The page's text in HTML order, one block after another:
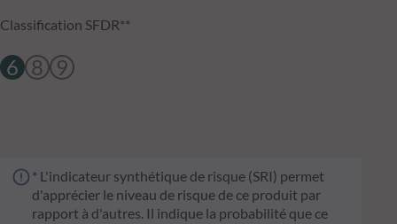
Classification SFDR**
6 8 9
* L'indicateur synthétique de risque (SRI) permet
d'apprécier le niveau de risque de ce produit par
rapport à d'autres. Il indique la probabilité que ce